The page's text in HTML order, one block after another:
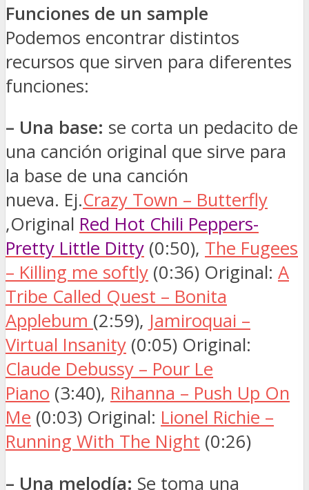
Funciones de un sample
Podemos encontrar distintos
recursos que sirven para diferentes
funciones:
– Una base: se corta un pedacito de
una canción original que sirve para
la base de una canción
nueva. Ej.Crazy Town – Butterfly
,Original Red Hot Chili Peppers-
Pretty Little Ditty (0:50), The Fugees
– Killing me softly (0:36) Original: A
Tribe Called Quest – Bonita
Applebum (2:59), Jamiroquai –
Virtual Insanity (0:05) Original:
Claude Debussy – Pour Le
Piano (3:40), Rihanna – Push Up On
Me (0:03) Original: Lionel Richie –
Running With The Night (0:26)
– Una melodía: Se toma una